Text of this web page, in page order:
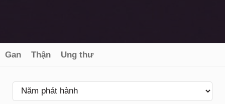
Gan Thận Ung thư